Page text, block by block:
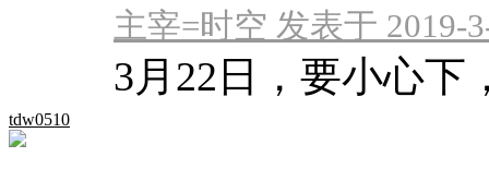
tdw0510
主宰=时空 发表于 2019-
3月22日，要小心下